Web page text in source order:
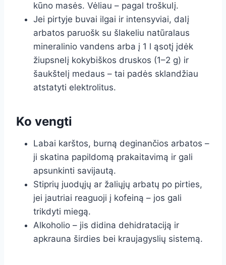
kūno masės. Vėliau – pagal troškulį.
Jei pirtyje buvai ilgai ir intensyviai, dalį
arbatos paruošk su šlakeliu natūralaus
mineralinio vandens arba į 1 l ąsotį įdėk
žiupsnelį kokybiškos druskos (1–2 g) ir
šaukštelį medaus – tai padės sklandžiau
atstatyti elektrolitus.
Ko vengti
Labai karštos, burną deginančios arbatos –
ji skatina papildomą prakaitavimą ir gali
apsunkinti savijautą.
Stiprių juodųjų ar žaliųjų arbatų po pirties,
jei jautriai reaguoji į kofeiną – jos gali
trikdyti miegą.
Alkoholio – jis didina dehidrataciją ir
apkrauna širdies bei kraujagyslių sistemą.